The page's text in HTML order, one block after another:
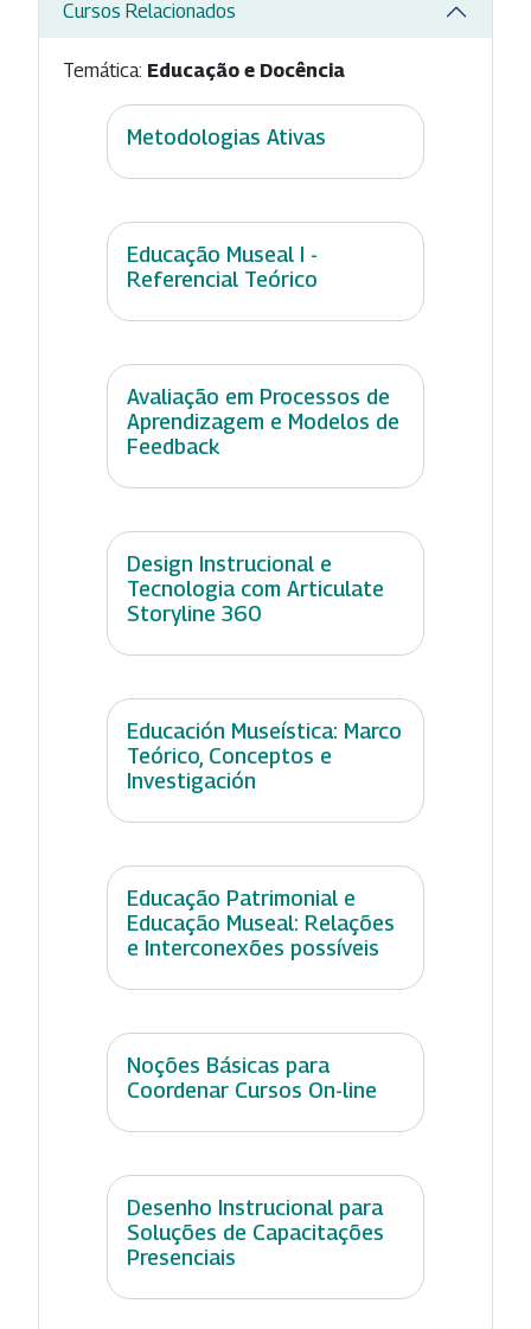
Cursos Relacionados
Temática: Educação e Docência
Metodologias Ativas
Educação Museal I -
Referencial Teórico
Avaliação em Processos de
Aprendizagem e Modelos de
Feedback
Design Instrucional e
Tecnologia com Articulate
Storyline 360
Educación Museística: Marco
Teórico, Conceptos e
Investigación
Educação Patrimonial e
Educação Museal: Relações
e Interconexões possíveis
Noções Básicas para
Coordenar Cursos On-line
Desenho Instrucional para
Soluções de Capacitações
Presenciais